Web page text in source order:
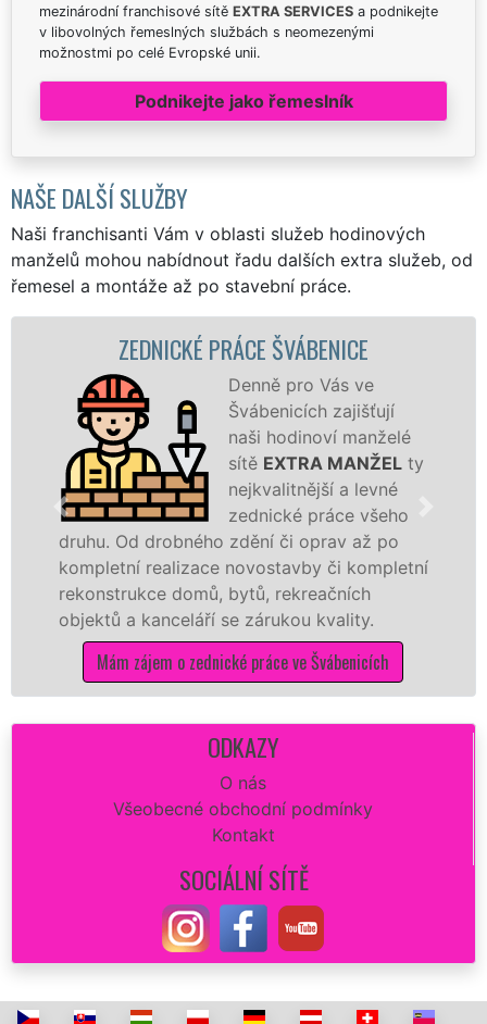
mezinárodní franchisové sítě EXTRA SERVICES a podnikejte
v libovolných řemeslných službách s neomezenými
možnostmi po celé Evropské unii.
Podnikejte jako řemeslník
NAŠE DALŠÍ SLUŽBY
Naši franchisanti Vám v oblasti služeb hodinových
manželů mohou nabídnout řadu dalších extra služeb, od
řemesel a montáže až po stavební práce.
ZEDNICKÉ PRÁCE ŠVÁBENICE
Denně pro Vás ve
Švábenicích zajišťují
naši hodinoví manželé
sítěEXTRA MANŽELty
nejkvalitnější a levné
zednické práce všeho
Od drobného zdění či oprav až po
realizace novostavby či kompletní
domů, bytů, rekreačních
a kanceláří se zárukou kvality.
zájem o zednické práce ve Švábenicích
ODKAZY
O nás
Všeobecné obchodní podmínky
Kontakt
SOCIÁLNÍ SÍTĚ